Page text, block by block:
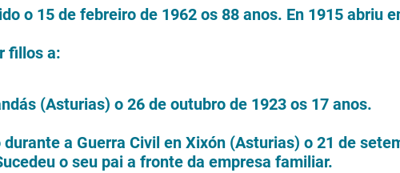
o 15 de febreiro de 1962 os 88 anos. En 1915 abriu
fillos a:
(Asturias) o 26 de outubro de 1923 os 17 anos.
a Guerra Civil en Xixón (Asturias) o 21 de
o seu pai a fronte da empresa familiar.